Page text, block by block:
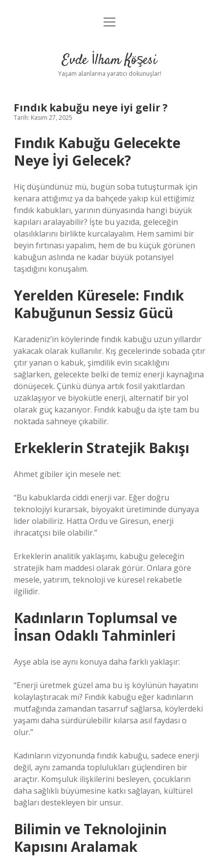
Anasayfa
Yasal Uyarı
menüyü
Evde İlham Köşesi
Yaşam alanlarına yaratıcı dokunuşlar!
Fındık kabuğu neye iyi gelir ?
Tarih: Kasım 27, 2025
Fındık Kabuğu Gelecekte
Neye İyi Gelecek?
Hiç düşündünüz mü, bugün soba tutuşturmak için
kenara attığımız ya da bahçede yakıp kül ettiğimiz
fındık kabukları, yarının dünyasında hangi büyük
kapıları aralayabilir? İşte bu yazıda, geleceğin
olasılıklarını birlikte kurcalayalım. Hem samimi bir
beyin fırtınası yapalım, hem de bu küçük görünen
kabuğun aslında ne kadar büyük potansiyel
taşıdığını konuşalım.
Yerelden Küresele: Fındık
Kabuğunun Sessiz Gücü
Karadeniz’in köylerinde fındık kabuğu uzun yıllardır
yakacak olarak kullanılır. Kış gecelerinde sobada çıtır
çıtır yanan o kabuk, şimdilik evin sıcaklığını
sağlarken, gelecekte belki de temiz enerji kaynağına
dönüşecek. Çünkü dünya artık fosil yakıtlardan
uzaklaşıyor ve biyokütle enerji, alternatif bir yol
olarak güç kazanıyor. Fındık kabuğu da işte tam bu
noktada sahneye çıkabilir.
Erkeklerin Stratejik Bakışı
Ahmet gibiler için mesele net:
“Bu kabuklarda ciddi enerji var. Eğer doğru
teknolojiyi kurarsak, biyoyakıt üretiminde dünyaya
lider olabiliriz. Hatta Ordu ve Giresun, enerji
ihracatçısı bile olabilir.”
Erkeklerin analitik yaklaşımı, kabuğu geleceğin
stratejik ham maddesi olarak görür. Onlara göre
mesele, yatırım, teknoloji ve küresel rekabetle
ilgilidir.
Kadınların Toplumsal ve
İnsan Odaklı Tahminleri
Ayşe abla ise aynı konuya daha farklı yaklaşır:
“Enerji üretmek güzel ama bu iş köylünün hayatını
kolaylaştıracak mı? Fındık kabuğu eğer kadınların
mutfağında zamandan tasarruf sağlarsa, köylerdeki
yaşamı daha sürdürülebilir kılarsa asıl faydası o
olur.”
Kadınların vizyonunda fındık kabuğu, sadece enerji
değil, aynı zamanda toplulukları güçlendiren bir
araçtır. Komşuluk ilişkilerini besleyen, çocukların
daha sağlıklı büyümesine katkı sağlayan, kültürel
bağları destekleyen bir unsur.
Bilimin ve Teknolojinin
Kapısını Aralamak